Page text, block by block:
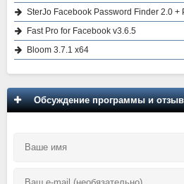
SterJo Facebook Password Finder 2.0 +
Fast Pro for Facebook v3.6.5
Bloom 3.7.1 x64
Обсуждение программы и